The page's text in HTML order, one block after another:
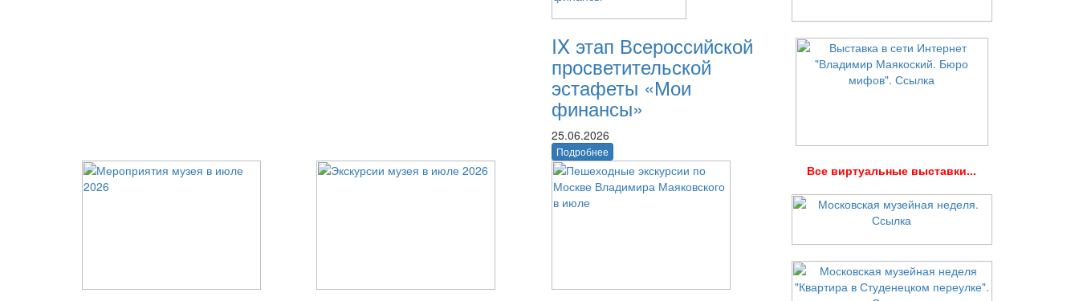
IX этап Всероссийской
просветительской
эстафеты «Мои
финансы»
25.06.2026
Подробнее
Все виртуальные выставки...